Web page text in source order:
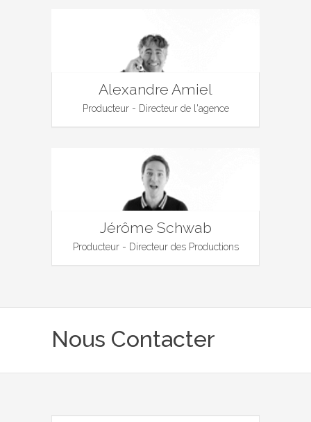
Alexandre Amiel
Producteur - Directeur de l'agence
Jérôme Schwab
Producteur - Directeur des Productions
Nous Contacter